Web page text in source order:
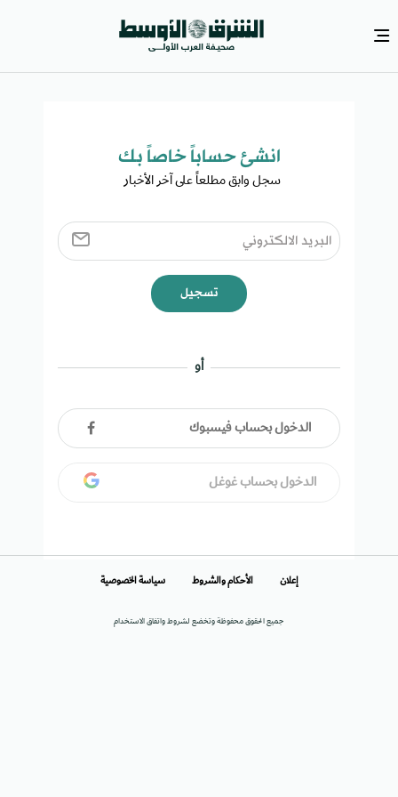
انشئ حساباً خاصاً بك​
سجل وابق مطلعاً على آخر الأخبار ​
تسجيل
أو
الدخول بحساب فيسبوك
الدخول بحساب غوغل
جميع الحقوق محفوظة وتخضع لشروط واتفاق الاستخدام
إعلان الأحكام والشروط سياسة الخصوصية